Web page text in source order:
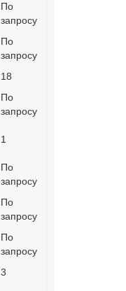
По
запросу
По
запросу
18
По
запросу
1
По
запросу
По
запросу
По
запросу
3